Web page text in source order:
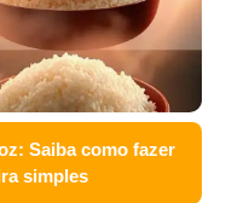
Saiba como fazer
simples